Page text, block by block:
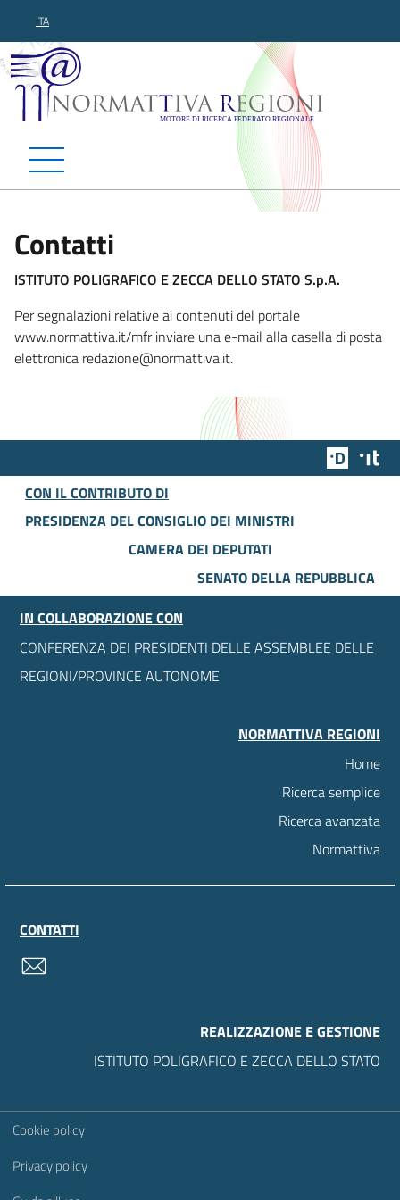
ITA
Normattiva Regioni -
Contatti
ISTITUTO POLIGRAFICO E ZECCA DELLO STATO S.p.A.
Per segnalazioni relative ai contenuti del portale
www.normattiva.it/mfr inviare una e-mail alla casella di posta
elettronica redazione@normattiva.it.
Team
CON IL CONTRIBUTO DI
PRESIDENZA DEL CONSIGLIO DEI MINISTRI
CAMERA DEI DEPUTATI
SENATO DELLA REPUBBLICA
IN COLLABORAZIONE CON
CONFERENZA DEI PRESIDENTI DELLE ASSEMBLEE DELLE
REGIONI/PROVINCE AUTONOME
NORMATTIVA REGIONI
Home
Ricerca semplice
Ricerca avanzata
Normattiva
CONTATTI
REALIZZAZIONE E GESTIONE
ISTITUTO POLIGRAFICO E ZECCA DELLO STATO
Sezione Link Utili
Cookie policy
Privacy policy